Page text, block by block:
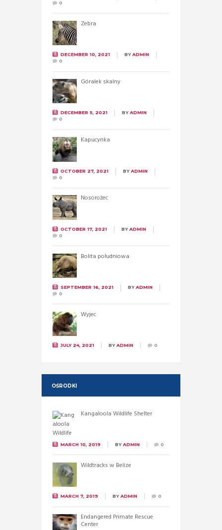
0
Zebra
DECEMBER 10, 2021 BYADMIN
0
Góralek skalny
DECEMBER 5, 2021 BYADMIN
0
Kapucynka
OCTOBER 27, 2021 BYADMIN
0
Nosorożec
OCTOBER 17, 2021 BYADMIN
0
Bolita południowa
SEPTEMBER 16, 2021 BYADMIN
0
Wyjec
JULY 24, 2021 BYADMIN 0
OŚRODKI
Kangaloola Wildlife Shelter
MARCH 10, 2019 BYADMIN 0
Wildtracks w Belize
MARCH 7, 2019 BYADMIN 0
Endangered Primate Rescue
Center